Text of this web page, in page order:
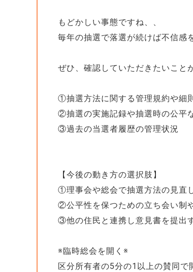
もどかしい事態ですね、、
毎年の抽選で落選が続けば不信感
ぜひ、確認していただきたいこと
①抽選方法に関する管理規約や細
②抽選の実施記録や抽選時の公平
③過去の当選者履歴の管理状況
【今後の動き方の選択肢】
①理事会や総会で抽選方法の見直
②公平性を保つための立ち会い制
③他の住民と連携し意見書を提出
※臨時総会を開く※
区分所有者の5分の1以上の賛同